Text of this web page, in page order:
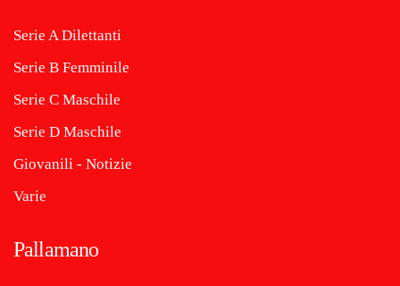
Serie A Dilettanti
Serie B Femminile
Serie C Maschile
Serie D Maschile
Giovanili - Notizie
Varie
Pallamano